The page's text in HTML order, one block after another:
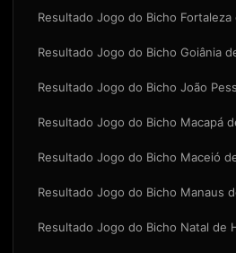
Resultado Jogo do Bicho Fortaleza
Resultado Jogo do Bicho Goiânia
Resultado Jogo do Bicho João
Resultado Jogo do Bicho Macapá
Resultado Jogo do Bicho Maceió
Resultado Jogo do Bicho Manaus
Resultado Jogo do Bicho Natal de